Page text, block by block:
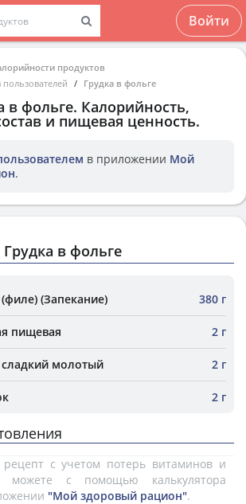
Войти
продуктов
Грудка в фольге
в фольге. Калорийность,
и пищевая ценность.
в приложении Мой
.
в фольге
(Запекание) 380 г
пищевая 2 г
молотый 2 г
2 г
рецепт с учетом потерь витаминов и
можете с помощью калькулятора
"Мой здоровый рацион".